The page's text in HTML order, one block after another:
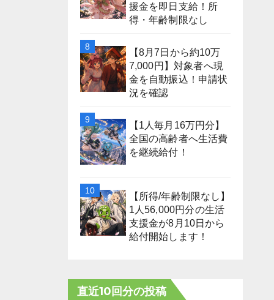
援金を即日支給！所
得・年齢制限なし
【8月7日から約10万
7,000円】対象者へ現
金を自動振込！申請状
況を確認
【1人毎月16万円分】
全国の高齢者へ生活費
を継続給付！
【所得/年齢制限なし】
1人56,000円分の生活
支援金が8月10日から
給付開始します！
直近10回分の投稿